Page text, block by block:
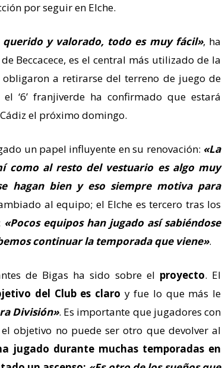
por seguir en Elche.
querido y valorado, todo es muy fácil», ha
Beccacece, es el central más utilizado de la
a retirarse del terreno de juego de
‘6’ franjiverde ha confirmado que estará
el próximo domingo.
un papel influyente en su renovación: «La
como al resto del vestuario es algo muy
hagan bien y eso siempre motiva para
al equipo; el Elche es tercero tras los
«Pocos equipos han jugado así sabiéndose
continuar la temporada que viene».
de Bigas ha sido sobre el proyecto. El
del Club es claro y fue lo que más le
División». Es importante que jugadores con
objetivo no puede ser otro que devolver al
jugado durante muchas temporadas en